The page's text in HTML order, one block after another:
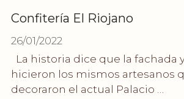
Confitería El Riojano
26/01/2022
La historia dice que la fachada
hicieron los mismos artesanos
decoraron el actual Palacio …